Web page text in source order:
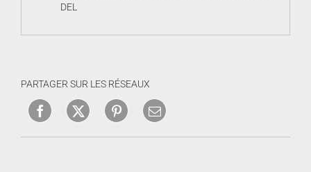
DEL
PARTAGER SUR LES RÉSEAUX